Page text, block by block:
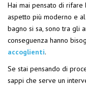
Hai mai pensato di
aspetto più moderno e
bagno si sa, sono tra gli
conseguenza hanno
accoglienti.
Se stai pensando di
sappi che serve un